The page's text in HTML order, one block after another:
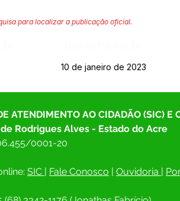
para localizar a publicação oficial.
10 de janeiro de 2023
ATENDIMENTO AO CIDADÃO (SIC) E
Rodrigues Alves - Estado do Acre
0001-20
SIC | Fale Conosco | Ouvidoria |